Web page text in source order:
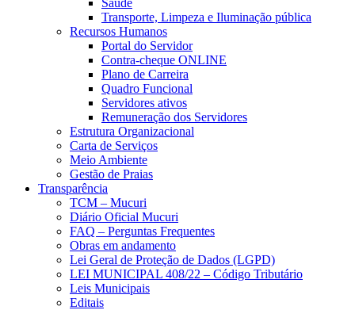
Saúde
Transporte, Limpeza e Iluminação pública
Recursos Humanos
Portal do Servidor
Contra-cheque ONLINE
Plano de Carreira
Quadro Funcional
Servidores ativos
Remuneração dos Servidores
Estrutura Organizacional
Carta de Serviços
Meio Ambiente
Gestão de Praias
Transparência
TCM – Mucuri
Diário Oficial Mucuri
FAQ – Perguntas Frequentes
Obras em andamento
Lei Geral de Proteção de Dados (LGPD)
LEI MUNICIPAL 408/22 – Código Tributário
Leis Municipais
Editais